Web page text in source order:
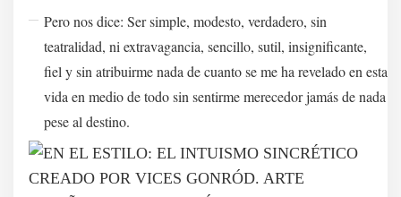
Pero nos dice: Ser simple, modesto, verdadero, sin
teatralidad, ni extravagancia, sencillo, sutil, insignificante,
fiel y sin atribuirme nada de cuanto se me ha revelado en esta
vida en medio de todo sin sentirme merecedor jamás de nada
pese al destino.